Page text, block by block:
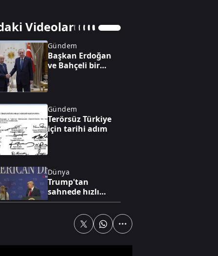
Videolar
Gündem
Başkan Erdoğan
ve Bahçeli bir
Gündem
Terörsüz Türkiye
için tarihi adım
Dünya
Trump'tan
sahnede hızlı
müdahale! Küçük
yakaladı
Altın fiyatlarında